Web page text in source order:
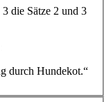
die Sätze 2 und 3
durch Hundekot.“